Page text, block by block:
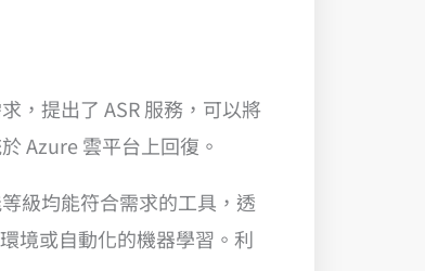
，提出了 ASR 服務，可以將
Azure 雲平台上回復。
級均能符合需求的工具，透
境或自動化的機器學習。利